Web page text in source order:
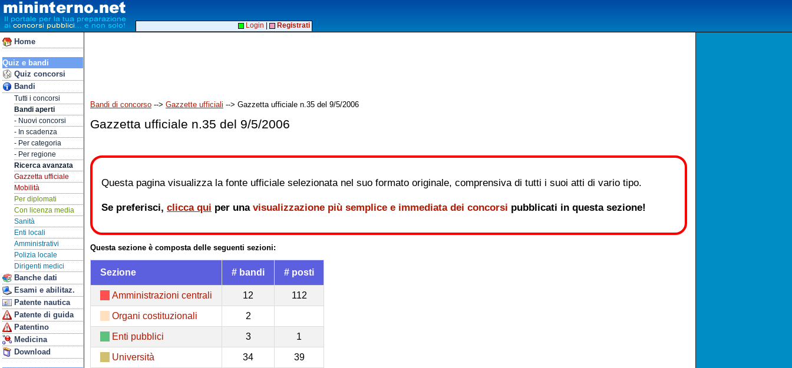
Home
Quiz e bandi
Quiz concorsi
Bandi
Tutti i concorsi
Bandi aperti
- Nuovi concorsi
- In scadenza
- Per categoria
- Per regione
Ricerca avanzata
Gazzetta ufficiale
Mobilità
Per diplomati
Con licenza media
Sanità
Enti locali
Amministrativi
Polizia locale
Dirigenti medici
Banche dati
Esami e abilitaz.
Patente nautica
Patente di guida
Patentino
Medicina
Download
Login Registrati
Bandi di concorso --> Gazzette ufficiali --> Gazzetta ufficiale n.35 del 9/5/2006
Gazzetta ufficiale n.35 del 9/5/2006
Questa pagina visualizza la fonte ufficiale selezionata nel suo formato originale, comprensiva di tutti i suoi atti di vario tipo.
Se preferisci, clicca qui per una visualizzazione più semplice e immediata dei concorsi pubblicati in questa sezione!
Questa sezione è composta delle seguenti sezioni:
Sezione # bandi # posti
Amministrazioni centrali 12 112
Organi costituzionali 2
Enti pubblici 3 1
Università 34 39